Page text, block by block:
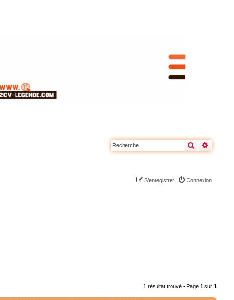
Rechercher
Connexion
S’enregistrer
1 résultat trouvé • Page1 sur1